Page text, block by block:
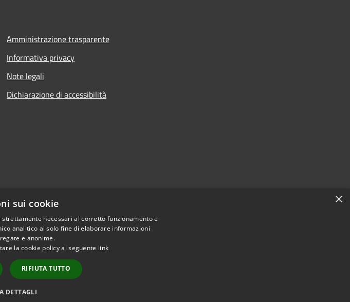
Amministrazione trasparente
Informativa privacy
Note legali
Dichiarazione di accessibilità
Copyright © 2026 • Comune di San Vito Lo Capo • Powered by
×
sui cookie
necessari al corretto funzionamento e
analitico al solo fine di elaborare informazioni
e anonime.
la cookie policy al seguente link
RIFIUTA TUTTO
DETTAGLI